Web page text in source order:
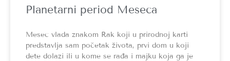
Planetarni period Meseca
Mesec vlada znakom Rak koji u prirodnoj karti
predstavlja sam početak života, prvi dom u koji
dete dolazi ili u kome se rađa i majku koja ga je